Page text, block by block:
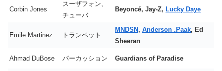
Corbin Jones
スーザフォン、
チューバ
Beyoncé, Jay-Z, Lucky Daye
Emile Martinez トランペット
MNDSN, Anderson .Paak, Ed
Sheeran
Ahmad DuBose パーカッション Guardians of Paradise